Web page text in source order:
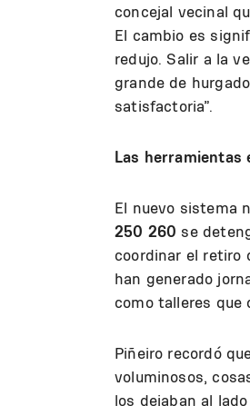
concejal vecinal
El cambio es
redujo. Salir a la
grande de
satisfactoria”.
Las herramientas
El nuevo sistema
250 260 se
coordinar el retiro
han generado
como talleres que
Piñeiro recordó
voluminosos,
los dejaban al